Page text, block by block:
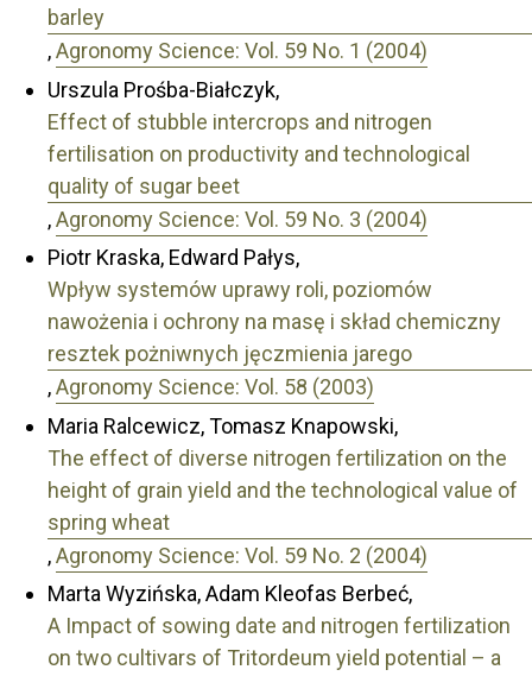
barley
,Agronomy Science: Vol. 59 No. 1 (2004)
Urszula Prośba-Białczyk,
Effect of stubble intercrops and nitrogen
fertilisation on productivity and technological
quality of sugar beet
,Agronomy Science: Vol. 59 No. 3 (2004)
Piotr Kraska, Edward Pałys,
Wpływ systemów uprawy roli, poziomów
nawożenia i ochrony na masę i skład chemiczny
resztek pożniwnych jęczmienia jarego
,Agronomy Science: Vol. 58 (2003)
Maria Ralcewicz, Tomasz Knapowski,
The effect of diverse nitrogen fertilization on the
height of grain yield and the technological value of
spring wheat
,Agronomy Science: Vol. 59 No. 2 (2004)
Marta Wyzińska, Adam Kleofas Berbeć,
A Impact of sowing date and nitrogen fertilization
on two cultivars of Tritordeum yield potential – a